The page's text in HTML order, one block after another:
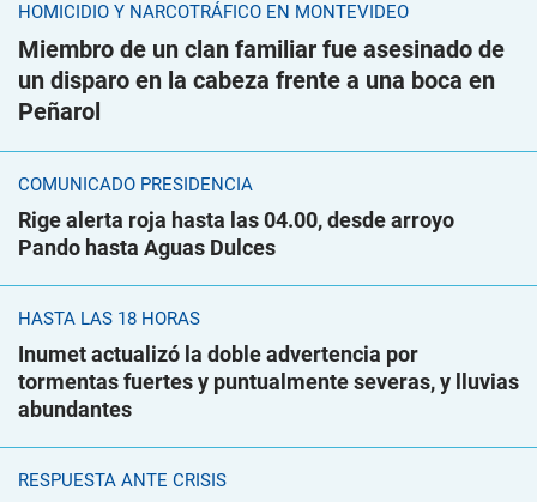
HOMICIDIO Y NARCOTRÁFICO EN MONTEVIDEO
Miembro de un clan familiar fue asesinado de
un disparo en la cabeza frente a una boca en
Peñarol
COMUNICADO PRESIDENCIA
Rige alerta roja hasta las 04.00, desde arroyo
Pando hasta Aguas Dulces
HASTA LAS 18 HORAS
Inumet actualizó la doble advertencia por
tormentas fuertes y puntualmente severas, y lluvias
abundantes
RESPUESTA ANTE CRISIS